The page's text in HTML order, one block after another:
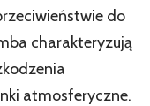
do
charakteryzują
atmosferyczne.